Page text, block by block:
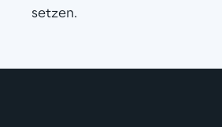
setzen.